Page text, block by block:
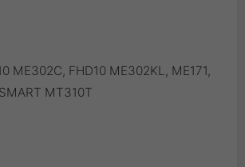
ME302C, FHD10 ME302KL, ME171,
MT310T